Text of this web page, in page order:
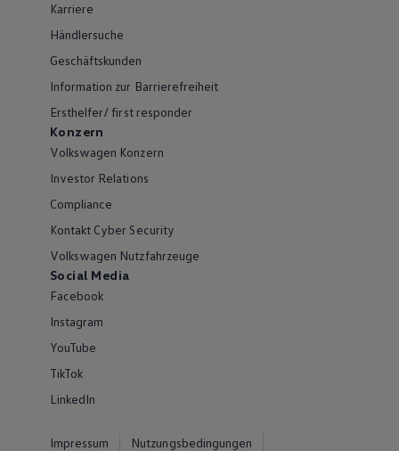
Karriere
Händlersuche
Geschäftskunden
Information zur Barrierefreiheit
Ersthelfer/ first responder
Konzern
Volkswagen Konzern
Investor Relations
Compliance
Kontakt Cyber Security
Volkswagen Nutzfahrzeuge
Social Media
Facebook
Instagram
YouTube
TikTok
LinkedIn
Impressum
Nutzungsbedingungen